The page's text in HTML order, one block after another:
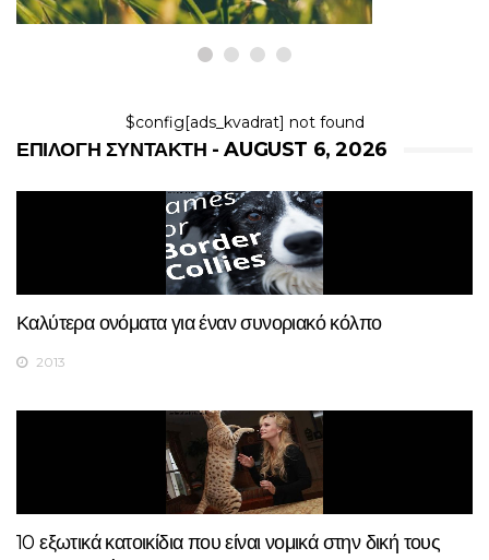
$config[ads_kvadrat] not found
ΕΠΙΛΟΓΉ ΣΥΝΤΆΚΤΗ - AUGUST 6, 2026
Καλύτερα ονόματα για έναν συνοριακό κόλπο
2013
10 εξωτικά κατοικίδια που είναι νομικά στην δική τους